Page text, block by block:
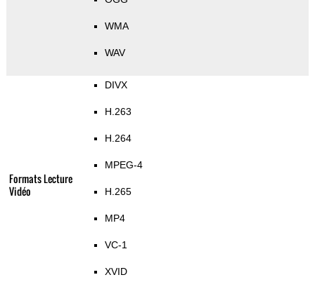
WMA
WAV
Formats Lecture
Vidéo
DIVX
H.263
H.264
MPEG-4
H.265
MP4
VC-1
XVID